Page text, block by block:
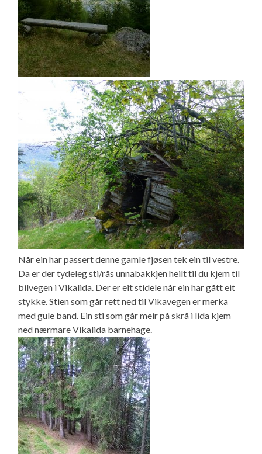
Når ein har passert denne gamle fjøsen tek ein til vestre.
Da er der tydeleg sti/rås unnabakkjen heilt til du kjem til
bilvegen i Vikalida. Der er eit stidele når ein har gått eit
stykke. Stien som går rett ned til Vikavegen er merka
med gule band. Ein sti som går meir på skrå i lida kjem
ned nærmare Vikalida barnehage.